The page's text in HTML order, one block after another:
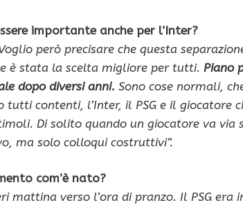
importante anche per l’Inter?
però precisare che questa
è stata la scelta migliore per tutti. Piano
dopo diversi anni. Sono cose normali,
tutti contenti, l’Inter, il PSG e il giocatore
Di solito quando un giocatore va via
ma solo colloqui costruttivi”.
com’è nato?
mattina verso l’ora di pranzo. Il PSG